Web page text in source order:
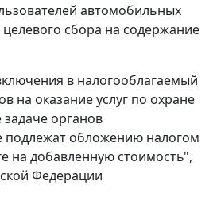
автомобильных
сбора на содержание
в налогооблагаемый
на оказание услуг по охране
органов
подлежат обложению налогом
на добавленную стоимость",
Федерации